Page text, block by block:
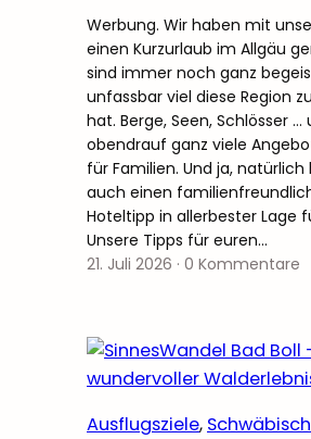
Werbung. Wir haben mit
einen Kurzurlaub im Allgäu
sind immer noch ganz
unfassbar viel diese Region
hat. Berge, Seen, Schlösser …
obendrauf ganz viele
für Familien. Und ja, natürlich
auch einen
Hoteltipp in allerbester Lage
Unsere Tipps für euren…
21. Juli 2026 · 0 Kommentare
Ausflugsziele,